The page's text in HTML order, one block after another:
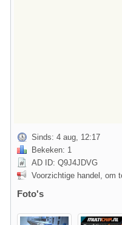
Sinds: 4 aug, 12:17
Bekeken: 1
AD ID: Q9J4JDVG
Voorzichtige handel, om
Foto's